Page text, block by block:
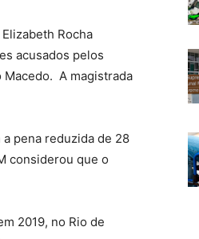
Rocha
acusados pelos
Macedo. A magistrada
pena reduzida de 28
considerou que o
2019, no Rio de